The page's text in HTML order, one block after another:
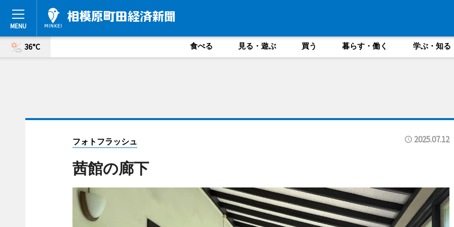
36°C 食べる 見る・遊ぶ 買う 暮らす・働く 学ぶ・知る
フォトフラッシュ 2025.07.12
茜館の廊下